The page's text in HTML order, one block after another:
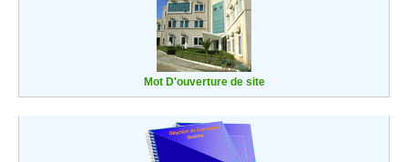
Mot D'ouverture de site